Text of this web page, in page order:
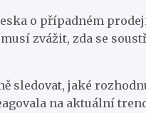
o případném
zvážit, zda se
sledovat, jaké
na aktuální